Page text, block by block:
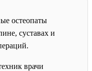
остеопаты
суставах и
врачи